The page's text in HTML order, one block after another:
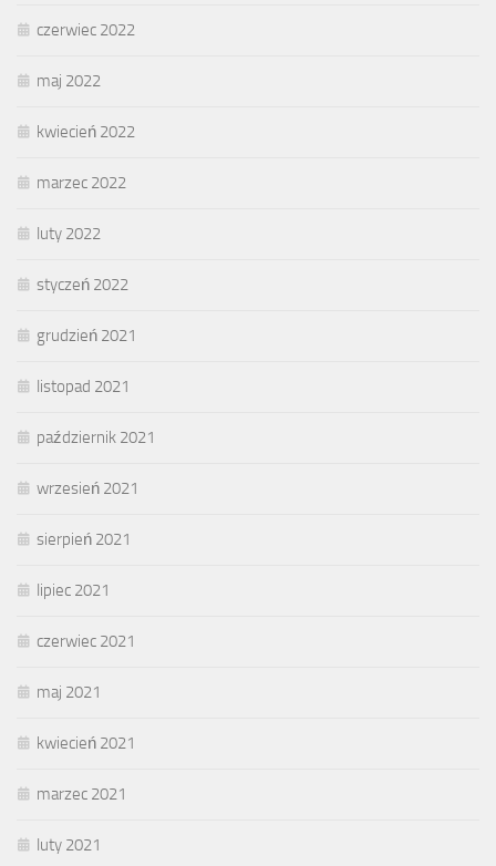
czerwiec 2022
maj 2022
kwiecień 2022
marzec 2022
luty 2022
styczeń 2022
grudzień 2021
listopad 2021
październik 2021
wrzesień 2021
sierpień 2021
lipiec 2021
czerwiec 2021
maj 2021
kwiecień 2021
marzec 2021
luty 2021